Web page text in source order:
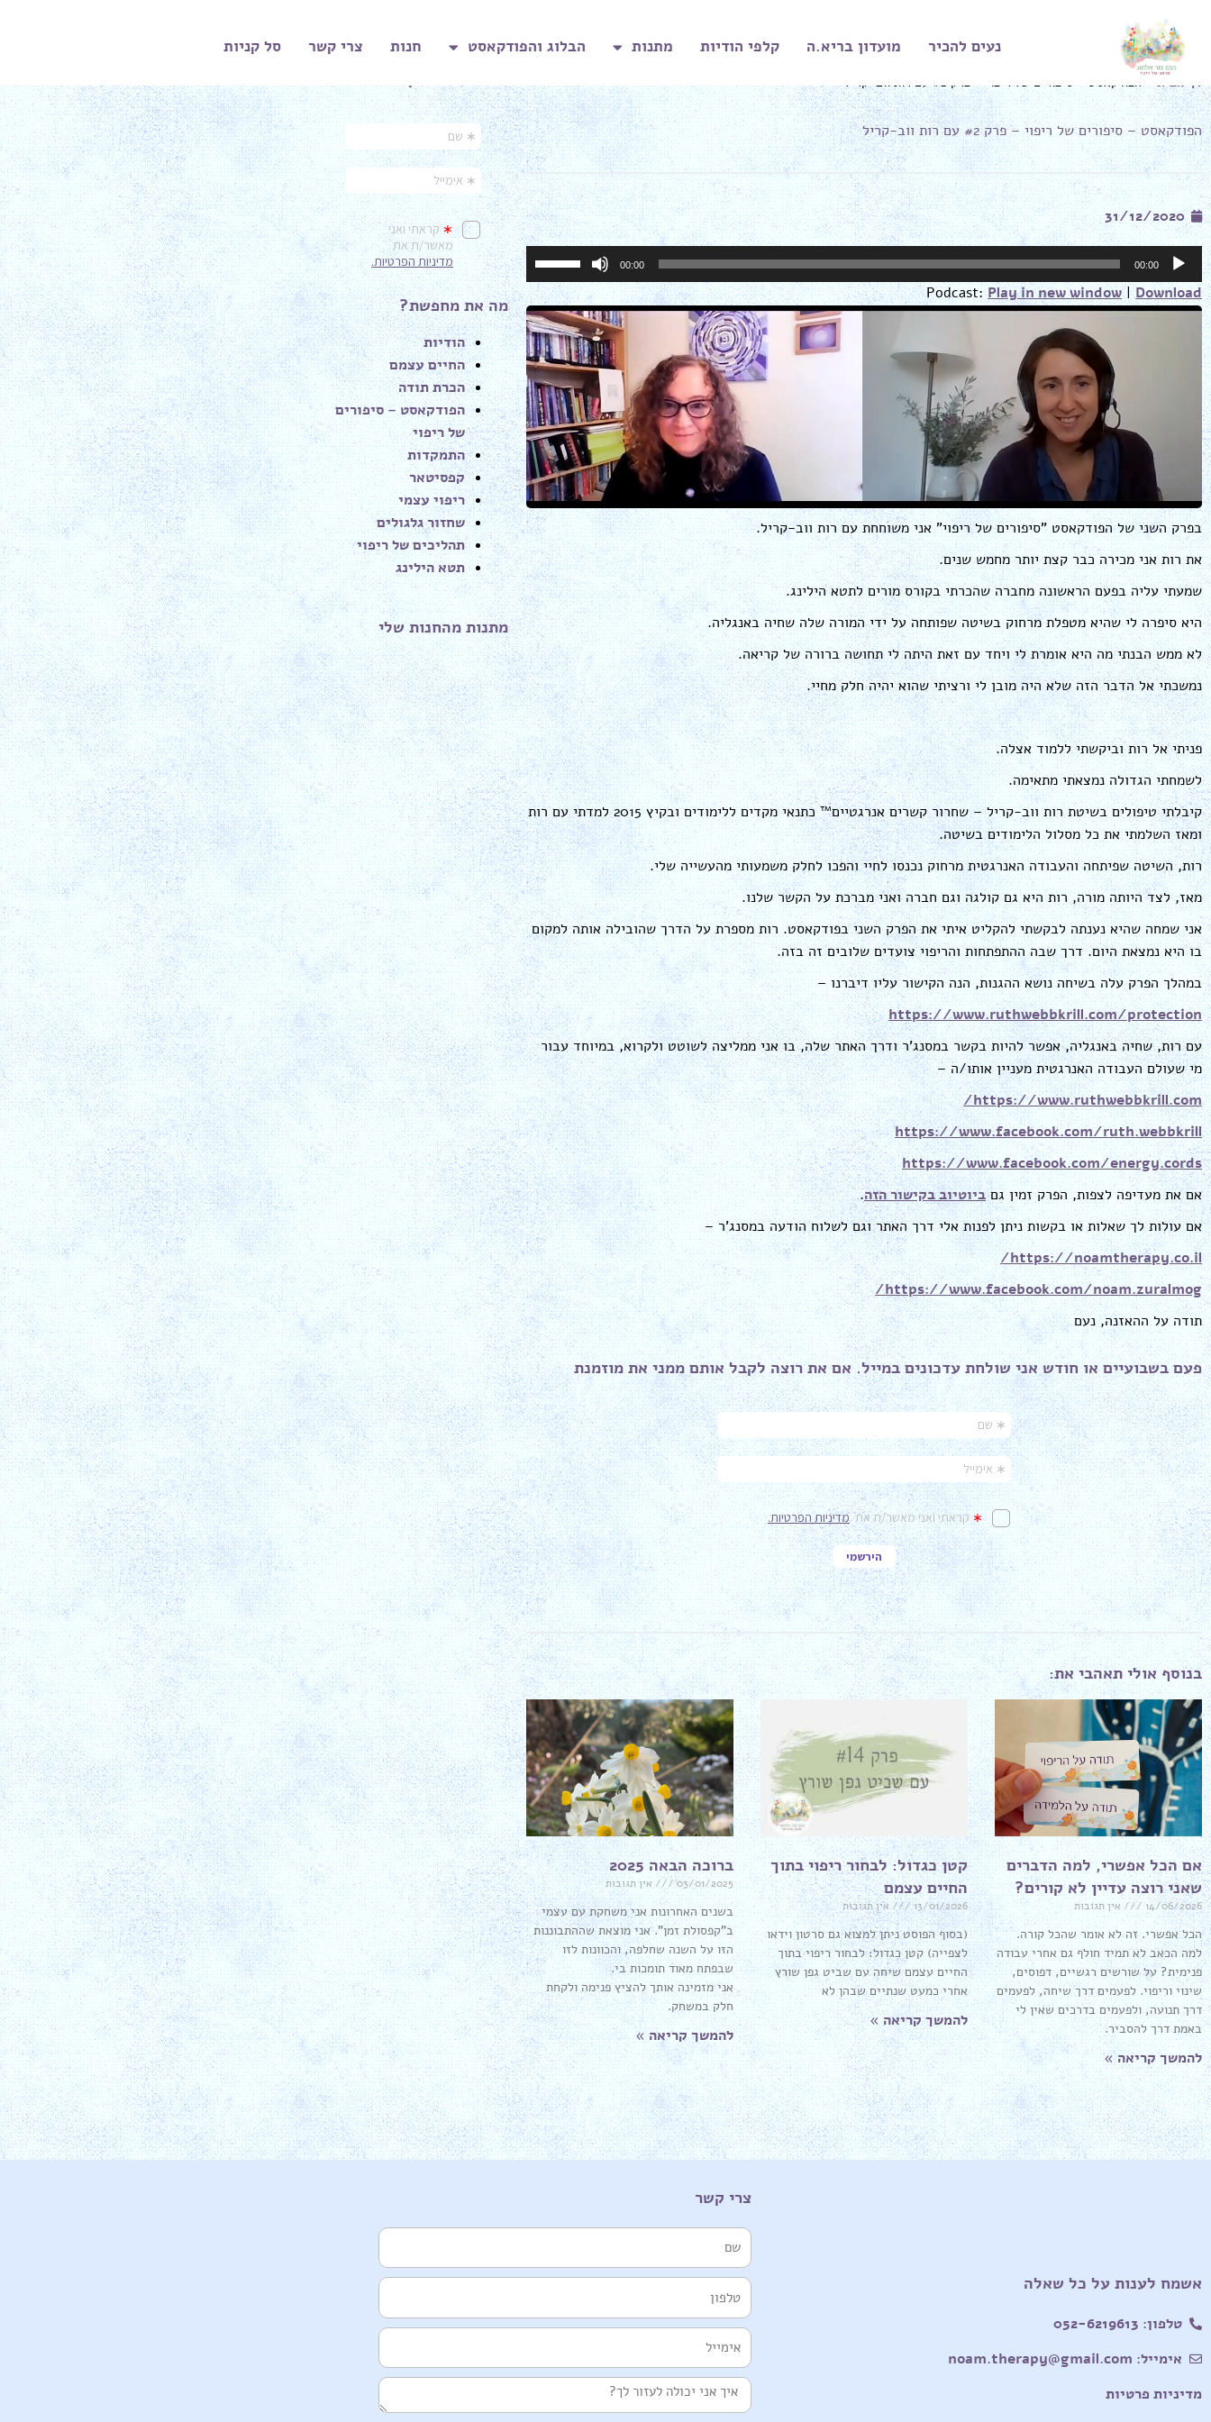
לתוכן
נעים להכיר מועדון בריא.ה קלפי הודיות מתנות הבלוג והפודקאסט חנות צרי קשר סל קניות
דף הבית»הפודקאסט – סיפורים של ריפוי – פרק #2 עם רות ווב-קריל
הפודקאסט – סיפורים של ריפוי – פרק #2 עם רות ווב-קריל
31/12/2020
אודיו
00:00
00:00
השתמש
במקש
למעלה/למטה
כדי
להגביר
או
להנמיך
עוצמת
שמע.
Podcast:Play in new window|Download
בפרק השני של הפודקאסט "סיפורים של ריפוי" אני משוחחת עם רות ווב-קריל.
את רות אני מכירה כבר קצת יותר מחמש שנים.
שמעתי עליה בפעם הראשונה מחברה שהכרתי בקורס מורים לתטא הילינג.
היא סיפרה לי שהיא מטפלת מרחוק בשיטה שפותחה על ידי המורה שלה שחיה באנגליה.
לא ממש הבנתי מה היא אומרת לי ויחד עם זאת היתה לי תחושה ברורה של קריאה.
נמשכתי אל הדבר הזה שלא היה מובן לי ורציתי שהוא יהיה חלק מחיי.
פניתי אל רות וביקשתי ללמוד אצלה.
לשמחתי הגדולה נמצאתי מתאימה.
קיבלתי טיפולים בשיטת רות ווב-קריל – שחרור קשרים אנרגטיים™ כתנאי מקדים ללימודים ובקיץ 2015 למדתי עם רות
ומאז השלמתי את כל מסלול הלימודים בשיטה.
רות, השיטה שפיתחה והעבודה האנרגטית מרחוק נכנסו לחיי והפכו לחלק משמעותי מהעשייה שלי.
מאז, לצד היותה מורה, רות היא גם קולגה וגם חברה ואני מברכת על הקשר שלנו.
אני שמחה שהיא נענתה לבקשתי להקליט איתי את הפרק השני בפודקאסט. רות מספרת על הדרך שהובילה אותה למקום
בו היא נמצאת היום. דרך שבה ההתפתחות והריפוי צועדים שלובים זה בזה.
במהלך הפרק עלה בשיחה נושא ההגנות, הנה הקישור עליו דיברנו –
https://www.ruthwebbkrill.com/protection
עם רות, שחיה באנגליה, אפשר להיות בקשר במסנג'ר ודרך האתר שלה, בו אני ממליצה לשוטט ולקרוא, במיוחד עבור
מי שעולם העבודה האנרגטית מעניין אותו/ה –
https://www.ruthwebbkrill.com/
https://www.facebook.com/ruth.webbkrill
https://www.facebook.com/energy.cords
אם את מעדיפה לצפות, הפרק זמין גםביוטיוב בקישור הזה.
אם עולות לך שאלות או בקשות ניתן לפנות אלי דרך האתר וגם לשלוח הודעה במסנג'ר –
https://noamtherapy.co.il/
https://www.facebook.com/noam.zuralmog/
תודה על ההאזנה, נעם
פעם בשבועיים או חודש אני שולחת עדכונים במייל. אם את רוצה לקבל אותם ממני את מוזמנת ​
בנוסף אולי תאהבי את:
אם הכל אפשרי, למה הדברים
שאני רוצה עדיין לא קורים?
14/06/2026 אין תגובות
הכל אפשרי. זה לא אומר שהכל קורה.
למה הכאב לא תמיד חולף גם אחרי עבודה
פנימית? על שורשים רגשיים, דפוסים,
שינוי וריפוי. לפעמים דרך שיחה, לפעמים
דרך תנועה, ולפעמים בדרכים שאין לי
באמת דרך להסביר.
להמשך קריאה »
קטן כגדול: לבחור ריפוי בתוך
החיים עצמם
13/01/2026 אין תגובות
(בסוף הפוסט ניתן למצוא גם סרטון וידאו
לצפייה) קטן כגדול: לבחור ריפוי בתוך
החיים עצמם שיחה עם שביט גפן שורץ
אחרי כמעט שנתיים שבהן לא
להמשך קריאה »
ברוכה הבאה 2025
03/01/2025 אין תגובות
בשנים האחרונות אני משחקת עם עצמי
ב"קפסולת זמן". אני מוצאת שההתבוננות
הזו על השנה שחלפה, והכוונות לזו
שבפתח מאוד תומכות בי.
אני מזמינה אותך להציץ פנימה ולקחת
חלק במשחק.
להמשך קריאה »
מה את מחפשת?
הודיות
החיים עצמם
הכרת תודה
הפודקאסט – סיפורים
של ריפוי
התמקדות
קפסיטאר
ריפוי עצמי
שחזור גלגולים
תהליכים של ריפוי
תטא הילינג
מתנות מהחנות שלי
אשמח לענות על כל שאלה
טלפון: 052-6219613
אימייל: noam.therapy@gmail.com
מדיניות פרטיות
צרי קשר
שם
טלפון
אימייל
הודעה